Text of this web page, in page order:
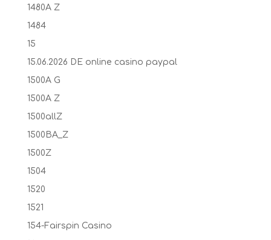
1480A Z
1484
15
15.06.2026 DE online casino paypal
1500A G
1500A Z
1500allZ
1500BA_Z
1500Z
1504
1520
1521
154-Fairspin Casino